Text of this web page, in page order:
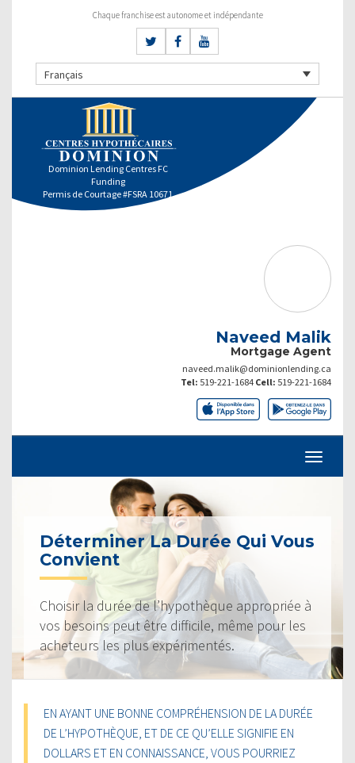
Chaque franchise est autonome et indépendante
Français
Dominion Lending Centres FC
Funding
Permis de Courtage #FSRA 10671
Naveed Malik
Mortgage Agent
naveed.malik@dominionlending.ca
Tel: 519-221-1684 Cell: 519-221-1684
Déterminer La Durée Qui Vous
Convient
Choisir la durée de l’hypothèque appropriée à
vos besoins peut être difficile, même pour les
acheteurs les plus expérimentés.
EN AYANT UNE BONNE COMPRÉHENSION DE LA DURÉE
DE L’HYPOTHÈQUE, ET DE CE QU’ELLE SIGNIFIE EN
DOLLARS ET EN CONNAISSANCE, VOUS POURRIEZ